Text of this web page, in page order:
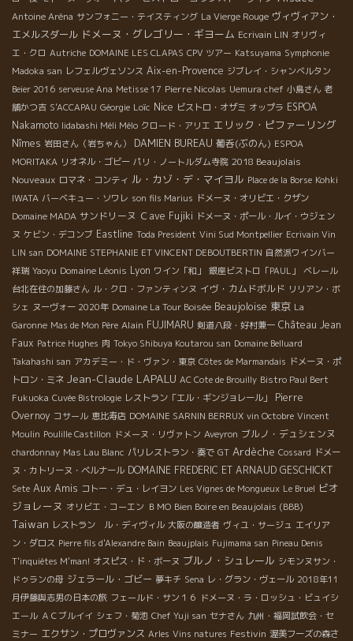
Antoine Aréna サンフォニー・テイスティング La Vierge Rouge ヴィヴィアン・
エメルスダール ドメーヌ・グレゴリー・ギヨーム Ecrivain LIN オリヴィ
エ・クロ Autriche DOMAINE LES CLAPAS CPV ツアー Katsuyama Symphonie
Madoka san レフェルヴェソンス Aix-en-Provence ジブレイ・シャンベルタン
Beier 2016 serveuse Ana Metisse 17 Pierre Nicolas Uemura chef 小島さん 老
舗かつ吉 S'ACCAPAU Géorgie Loïc Nice ビストロ・オザミ オップラ ESPOA
Nakamoto Iidabashi Méli Mélo クロード・アリエ エリック・ピファーリング
Nîmes 岩田さん（岩ちゃん） DAMIEN BUREAU 葡呑(ぶのん) ESPOA
MORITAKA リオネル・ゴビー パリ・ノートルダム寺院 2018 Beaujolais
Nouveaux ロマネ・コンティ ル・カゾ・デ・マイヨル Place de la Borse Kohki
IWATA バーベキュー・ソワレ son fils Marius ドメーヌ・オリビエ・クザン
Domaine MADA サンドリーヌ Ｃave Fujiki ドメーヌ・ポール・ルイ・ウジェン
ヌ ケビン・デコンブ Eastline Toda President Vini Sud Montpellier Ecrivain Vin
LIN san DOMAINE STEPHANIE ET VINCENT DEBOUTBERTIN 自然派ワインバー
祥瑞 Yaoyu Domaine Léonis Lyon ワイン「和」 銀座ビストロ「PAUL」
ベレール
台北在住の加藤さん ル・クロ・ファンティンヌ イヴ・カムドボルド リリアン・ボ
シェ ヌーヴォー 2020年 Domaine La Tour Boisée Beaujoloise 東京 La
Garonne Mas de Mon Père Alain FUJIMARU 剣道八段・好村兼一 Château Jean
Faux Patrice Hughes 肉 Tokyo Shibuya Koutarou san Domaine Belluard
Takahashi san アカデミー・ド・ヴァン・東京 Côtes de Marmandais ドメーヌ・ポ
トロン・ミネ Jean-Claude LAPALU AC Cote de Brouilly Bistro Paul Bert
Fukuoka Cuvée Bistrologie レストラン「エル・ギンジョレール」
Pierre
Overnoy コサール 恵比寿店 DOMAINE SARNIN BERRUX vin Octobre Vincent
Moulin Poulille Castillon ドメーヌ・リヴァトン Aveyron ブルノ・デュシェンヌ
chardonnay Mas Lau Blanc パリレストラン・奏で GT Ardèche Cossard ドメー
ヌ・カトリーヌ・ベルナール DOMAINE FREDERIC ET ARNAUD GESCHICKT
Sete Aux Amis コトー・デュ・レイヨン Les Vignes de Mongueux Le Bruel ビオ
ジョレーヌ オリビエ・コーエン ＢＭО Bien Boire en Beaujolais (BBB)
Taiwan レストラン ル・ディヴィル 大阪の醸造者 ヴィユ・サージュ エイリア
ン・ダロス Pierre fils d'Alexandre Bain Beaujplais Fujimama san Pineau Denis
T'inquiètes M'man! オスピス・ド・ボーヌ ブルノ・シュレール シモンヌサン・
ドゥランの母 ジェラール・ゴビー 夢キチ Sena レ・グラン・ヴェール 2018年11
月伊藤與志男の日本の旅 フェールド・サン１６ ドメーヌ・ラ・ロッシュ・ビュイシ
エール ＡＣブルイイ シェフ・菊池 Chef Yuji san セナさん 九州・福岡試飲会・セ
ミナー エクサン・プロヴァンス Arles Vins natures Festivin 渥美フーズの森さ